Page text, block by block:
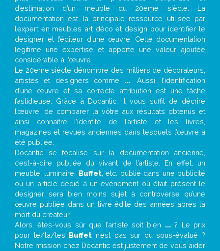
d’estimation d’un meuble du 20ème siècle. La
documentation est la principale ressource utilisée par
l’expert en meubles art déco et design pour identifier le
designer et l’éditeur d’une œuvre. Cette documentation
légitime une expertise et apporte une valeur ajoutée
considérable à l’œuvre.
Le 20eme siècle dénombre des milliers de décorateurs,
artistes et designers comme ... . Aussi, l’identification
d’une œuvre et sa correcte attribution est une tâche
fastidieuse. Grâce à Docantic, il vous suffit de décrire
l’œuvre, de comparer la vôtre aux résultats obtenus et
ainsi connaître l’identité de l’artiste et les livres,
magazines et revues anciennes dans lesquels l’œuvre a
été publiée.
Docantic se focalise sur la documentation ancienne,
c’est-à-dire publiée du vivant de l’artiste. En effet, un
meuble, luminaire, Buffet, etc. publié dans une publicité
ou un article dédié à un évènement où était présent le
designer sera bien moins sujet à controverse qu’une
œuvre publiée dans un livre édité des années après la
mort du créateur.
Alors, êtes-vous sûr que l’artiste soit bien ...? Le prix
pour le/la/les Buffet n’est pas sur ou sous-évalué ?
Notre mission chez Docantic est justement de vous aider